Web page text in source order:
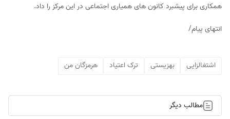
همکاری برای پیشبرد کانون های همیاری اجتماعی در این مرکز را داد.
انتهای پیام/
اشتغالزایی بهزیستی ترک اعتیاد هرمزگان من
مطالب دیگر